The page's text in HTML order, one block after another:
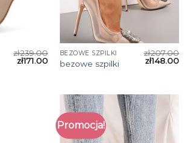
zł239.00
zł171.00
BEZOWE SZPILKI
bezowe szpilki
zł207.00
zł148.00
Promocja!